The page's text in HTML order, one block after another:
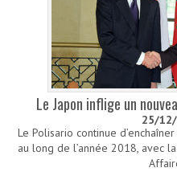
Le Japon inflige un
25/
Le Polisario continue
au long de l’année 2018, avec